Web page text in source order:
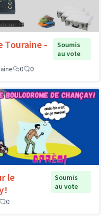
Touraine -
Soumis
au vote
0 0
le
Soumis
au vote
0